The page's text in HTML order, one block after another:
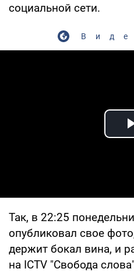
социальной сети.
Так, в 22:25
опубликовал свое
держит бокал вина, и
на ICTV "Свобода